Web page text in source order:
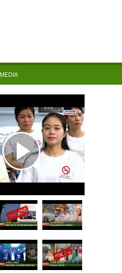
MEDIA